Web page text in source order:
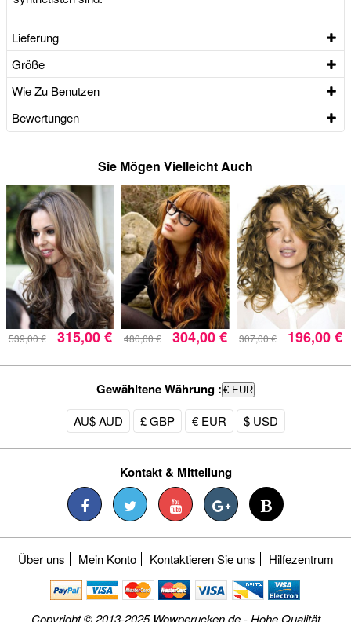
Lieferung
Größe
Wie Zu Benutzen
Bewertungen
Sie Mögen Vielleicht Auch
539,00 € 315,00 € 480,00 € 304,00 € 307,00 € 196,00 €
Gewähltene Währung : € EUR
AU$ AUD £ GBP € EUR $ USD
Kontakt & Mitteilung
Über uns Mein Konto Kontaktieren Sie uns Hilfezentrum
Copyright © 2013-2025 Wowperucken.de - Hohe Qualität